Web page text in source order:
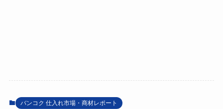
バンコク 仕入れ市場・商材レポート